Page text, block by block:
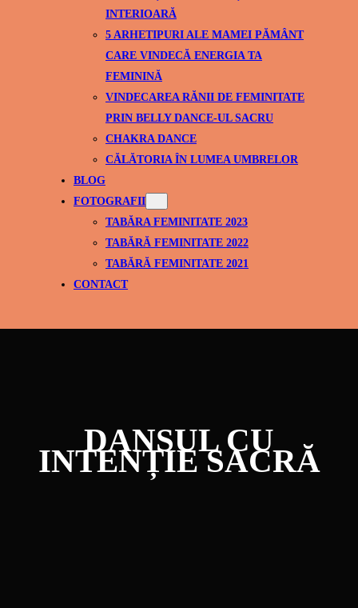
INTERIOARĂ
5 ARHETIPURI ALE MAMEI PĂMÂNT
CARE VINDECĂ ENERGIA TA
FEMININĂ
VINDECAREA RĂNII DE FEMINITATE
PRIN BELLY DANCE-UL SACRU
CHAKRA DANCE
CĂLĂTORIA ÎN LUMEA UMBRELOR
BLOG
FOTOGRAFII
TABĂRA FEMINITATE 2023
TABĂRĂ FEMINITATE 2022
TABĂRĂ FEMINITATE 2021
CONTACT
DANSUL CU
INTENȚIE SACRĂ